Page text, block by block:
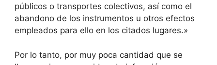
públicos o transportes colectivos, así como el
abandono de los instrumentos u otros efectos
empleados para ello en los citados lugares.»
Por lo tanto, por muy poca cantidad que se